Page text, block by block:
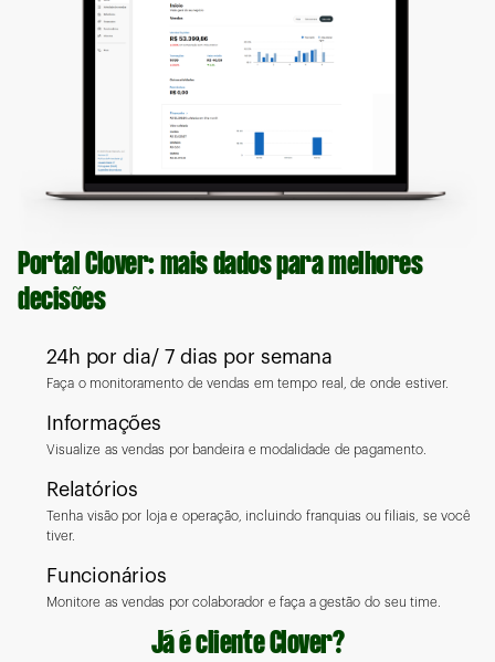
Portal Clover: mais dados para melhores
decisões
24h por dia/ 7 dias por semana
Faça o monitoramento de vendas em tempo real, de onde estiver.
Informações
Visualize as vendas por bandeira e modalidade de pagamento.
Relatórios
Tenha visão por loja e operação, incluindo franquias ou filiais, se você
tiver.
Funcionários
Monitore as vendas por colaborador e faça a gestão do seu time.
Já é cliente Clover?